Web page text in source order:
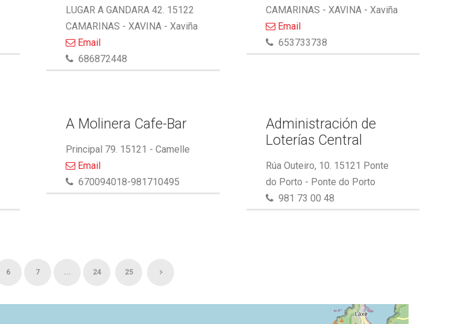
LUGAR A GANDARA 42. 15122
CAMARINAS - XAVINA - Xaviña
Email
686872448
CAMARINAS - XAVINA - Xaviña
Email
653733738
A Molinera Cafe-Bar
Principal 79. 15121 - Camelle
Email
670094018-981710495
Administración de
Loterías Central
Rúa Outeiro, 10. 15121 Ponte
do Porto - Ponte do Porto
981 73 00 48
6 7 ... 24 25